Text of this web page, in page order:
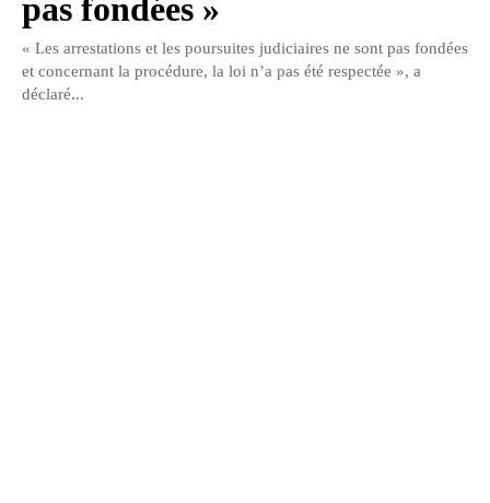
pas fondées »
« Les arrestations et les poursuites judiciaires ne sont pas fondées
et concernant la procédure, la loi n’a pas été respectée », a
déclaré...